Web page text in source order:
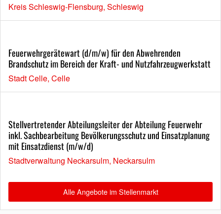
Kreis Schleswig-Flensburg, Schleswig
Feuerwehrgerätewart (d/m/w) für den Abwehrenden
Brandschutz im Bereich der Kraft- und Nutzfahrzeugwerkstatt
Stadt Celle, Celle
Stellvertretender Abteilungsleiter der Abteilung Feuerwehr
inkl. Sachbearbeitung Bevölkerungsschutz und Einsatzplanung
mit Einsatzdienst (m/w/d)
Stadtverwaltung Neckarsulm, Neckarsulm
Alle Angebote im Stellenmarkt